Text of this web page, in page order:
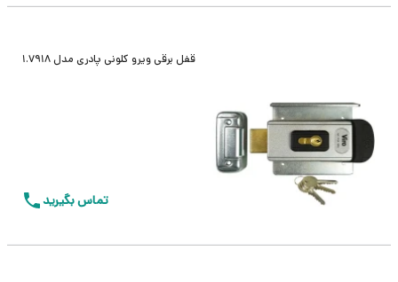
قفل برقی ویرو کلونی پادری مدل 1.7918
تماس بگیرید